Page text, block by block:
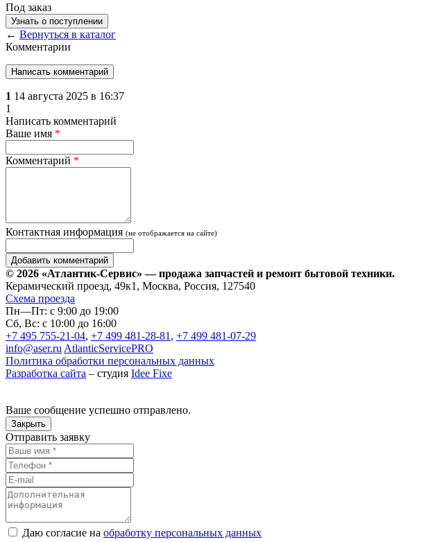
Под заказ
Узнать о поступлении
← Вернуться в каталог
Комментарии
Написать комментарий
1 14 августа 2025 в 16:37
1
Написать комментарий
Ваше имя *
Комментарий *
Контактная информация (не отображается на сайте)
© 2026 «Атлантик-Сервис» — продажа запчастей и ремонт бытовой техники.
Керамический проезд, 49к1, Москва, Россия, 127540
Схема проезда
Пн—Пт: с 9:00 до 19:00
Сб, Вс: с 10:00 до 16:00
+7 495 755-21-04, +7 499 481-28-81 , +7 499 481-07-29
info@aser.ru AtlanticServicePRO
Политика обработки персональных данных
Разработка сайта – студия Idee Fixe
Ваше сообщение успешно отправлено.
Закрыть
Отправить заявку
Даю согласие на обработку персональных данных